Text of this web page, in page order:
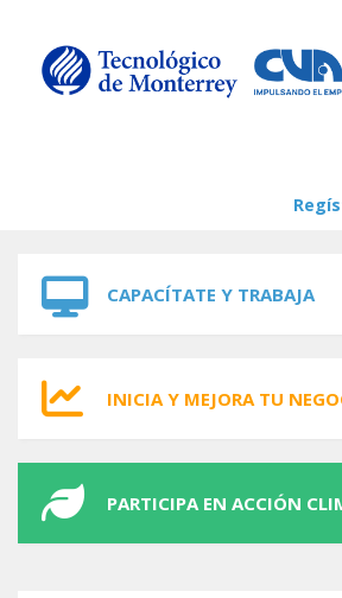
CAPACÍTATE Y TRABAJA
INICIA Y MEJORA TU
PARTICIPA EN ACCIÓN